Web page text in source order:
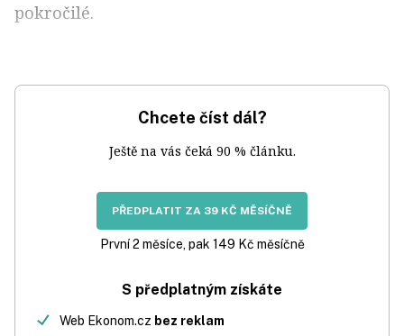
pokročilé.
Chcete číst dál?
Ještě na vás čeká 90 % článku.
PŘEDPLATIT ZA 39 KČ MĚSÍČNĚ
První 2 měsíce, pak 149 Kč měsíčně
S předplatným získáte
Web Ekonom.cz bez reklam